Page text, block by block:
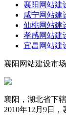
襄阳网站建
咸宁网站建
仙桃网站建
孝感网站建
宜昌网站建
襄阳网站建设市场
襄阳，湖北省下
2010年12月9日